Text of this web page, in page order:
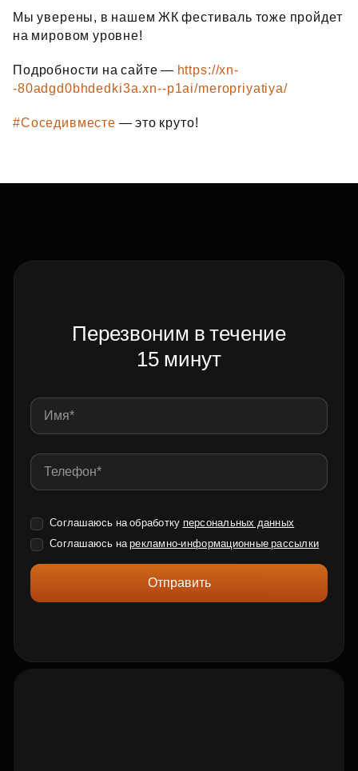
Мы уверены, в нашем ЖК фестиваль тоже пройдет
на мировом уровне!
Подробности на сайте — https://xn-
-80adgd0bhdedki3a.xn--p1ai/meropriyatiya/
#Соседивместе — это круто!
Перезвоним в течение
15 минут
Соглашаюсь на обработку персональных данных
Соглашаюсь нарекламно-информационные рассылки
Отправить